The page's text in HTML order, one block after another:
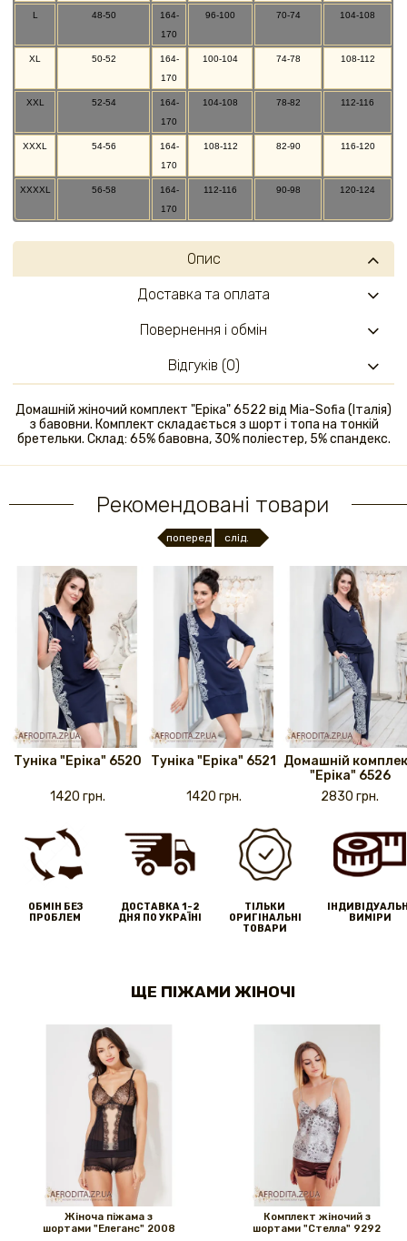
L 48-50
164-
170
96-100 70-74 104-108
XL 50-52
164-
170
100-104 74-78 108-112
XXL 52-54
164-
170
104-108 78-82 112-116
XXXL 54-56
164-
170
108-112 82-90 116-120
XXXXL 56-58
164-
170
112-116 90-98 120-124
Опис
Домашній жіночий комплект "Еріка" 6522 від Mia-Sofia (Італія)
з бавовни. Комплект складається з шорт і топа на тонкій
бретельки. Склад: 65% бавовна, 30% поліестер, 5% спандекс.
Доставка та оплата
Повернення і обмін
Відгуків (0)
Рекомендовані товари
поперед. слід.
Туніка "Еріка" 6520
1420 грн.
Туніка "Еріка" 6521
1420 грн.
Домашній
"Еріка" 6526
2830 грн.
ОБМІН БЕЗ
ПРОБЛЕМ
ДОСТАВКА 1-2
ДНЯ ПО УКРАЇНІ
ТІЛЬКИ
ОРИГІНАЛЬНІ
ТОВАРИ
ВИМІРИ
ЩЕ ПІЖАМИ ЖІНОЧІ
Жіноча піжама з
шортами "Елеганс" 2008
Комплект жіночий з
шортами "Стелла" 9292